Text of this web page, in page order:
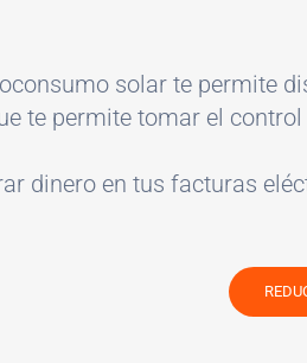
solar te permite
te permite tomar el
dinero en tus facturas